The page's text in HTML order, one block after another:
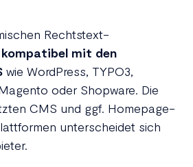
Rechtstext-
kompatibel mit den
wie WordPress, TYPO3,
oder Shopware. Die
CMS und ggf. Homepage-
unterscheidet sich